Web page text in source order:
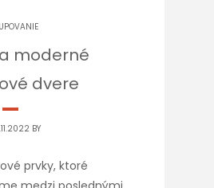
moderné
dvere
BY
prvky, ktoré